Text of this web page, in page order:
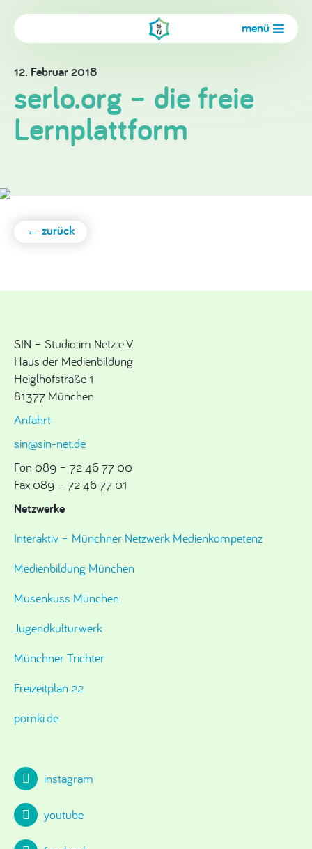
menü
12. Februar 2018
serlo.org – die freie
Lernplattform
← zurück
SIN – Studio im Netz e.V.
Haus der Medienbildung
Heiglhofstraße 1
81377 München
Anfahrt
sin@sin-net.de
Fon 089 – 72 46 77 00
Fax 089 – 72 46 77 01
Netzwerke
Interaktiv – Münchner Netzwerk Medienkompetenz
Medienbildung München
Musenkuss München
Jugendkulturwerk
Münchner Trichter
Freizeitplan 22
pomki.de
instagram
youtube